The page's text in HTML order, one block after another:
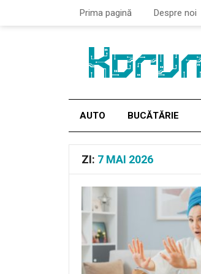
Prima pagină Despre noi
AUTO BUCĂTĂRIE
ZI: 7 MAI 2026